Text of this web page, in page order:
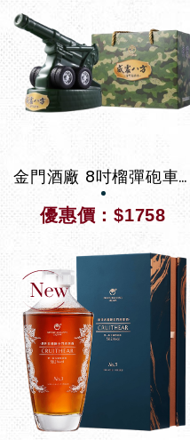
金門酒廠 8吋榴彈砲車金門高粱酒
優惠價：$1758